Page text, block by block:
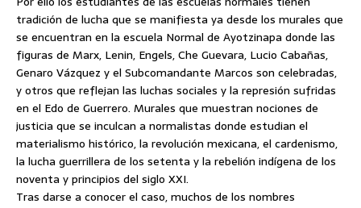
tradición de lucha que se manifiesta ya desde los murales que
se encuentran en la escuela Normal de Ayotzinapa donde las
figuras de Marx, Lenin, Engels, Che Guevara, Lucio Cabañas,
Genaro Vázquez y el Subcomandante Marcos son celebradas,
y otros que reflejan las luchas sociales y la represión sufridas
en el Edo de Guerrero. Murales que muestran nociones de
justicia que se inculcan a normalistas donde estudian el
materialismo histórico, la revolución mexicana, el cardenismo,
la lucha guerrillera de los setenta y la rebelión indígena de los
noventa y principios del siglo XXI.
Tras darse a conocer el caso, muchos de los nombres